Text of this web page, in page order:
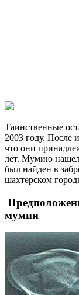
Таинственные
2003 году. После
что они
лет. Мумию
был найден в
шахтерском
мумии